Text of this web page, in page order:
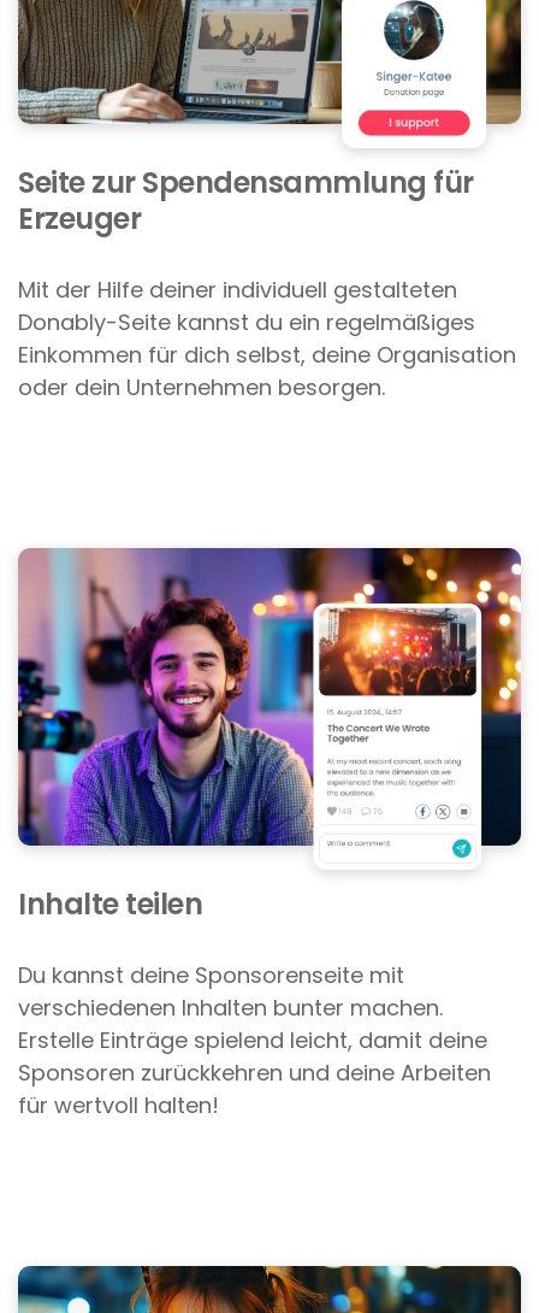
Seite zur Spendensammlung für
Erzeuger
Mit der Hilfe deiner individuell gestalteten
Donably-Seite kannst du ein regelmäßiges
Einkommen für dich selbst, deine Organisation
oder dein Unternehmen besorgen.
Inhalte teilen
Du kannst deine Sponsorenseite mit
verschiedenen Inhalten bunter machen.
Erstelle Einträge spielend leicht, damit deine
Sponsoren zurückkehren und deine Arbeiten
für wertvoll halten!